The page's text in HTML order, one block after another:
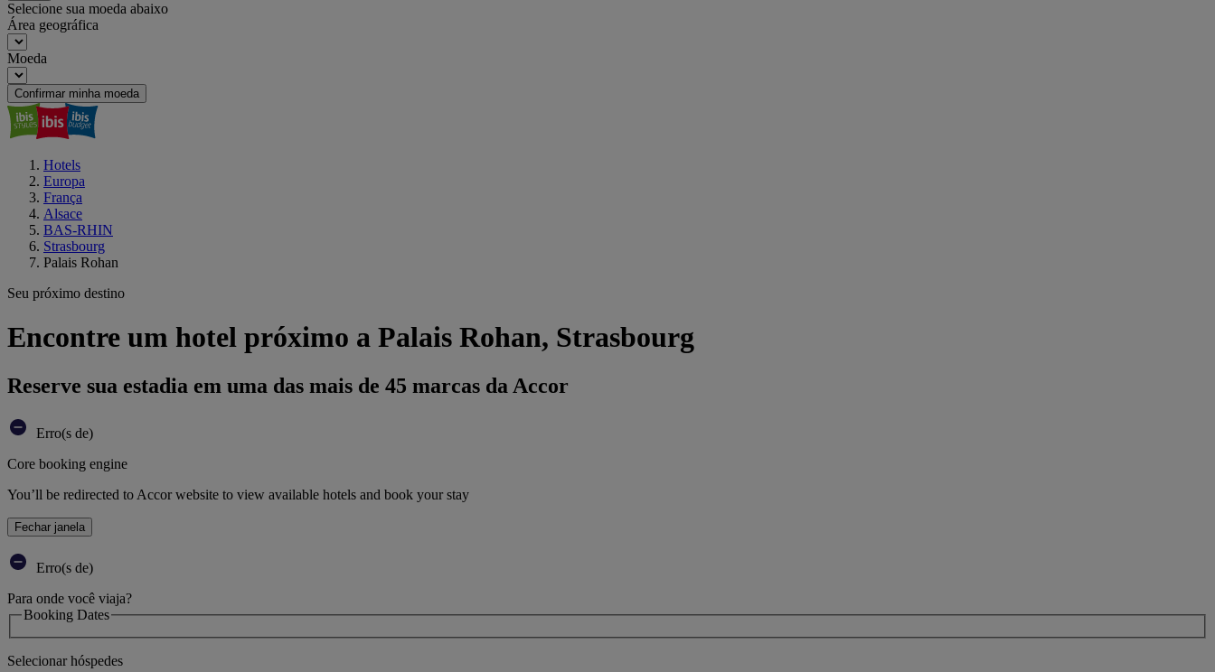
Selecione sua moeda abaixo
Área geográfica
Moeda
Confirmar minha moeda
Hotels
Europa
França
Alsace
BAS-RHIN
Strasbourg
Palais Rohan
Seu próximo destino
Encontre um hotel próximo a Palais Rohan, Strasbourg
Reserve sua estadia em uma das mais de 45 marcas da Accor
Erro(s de)
Core booking engine
You’ll be redirected to Accor website to view available hotels and book your stay
Fechar janela
Erro(s de)
Para onde você viaja?
Booking Dates
Selecionar hóspedes